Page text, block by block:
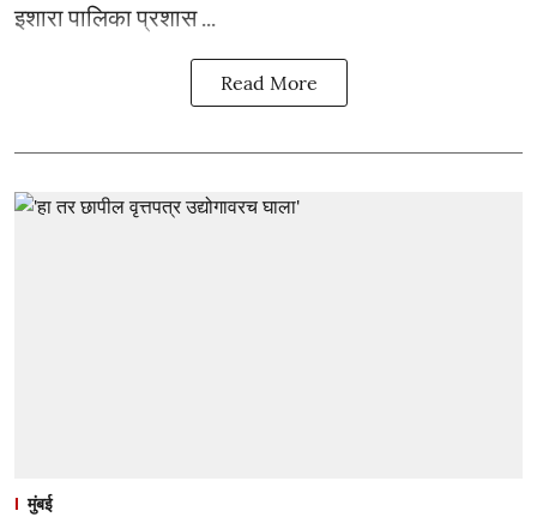
इशारा पालिका प्रशास ...
Read More
मुंबई